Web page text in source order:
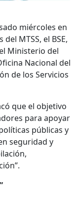
miércoles en
MTSS, el BSE,
Ministerio del
Nacional del
de los Servicios
que el objetivo
para apoyar
públicas y
seguridad y